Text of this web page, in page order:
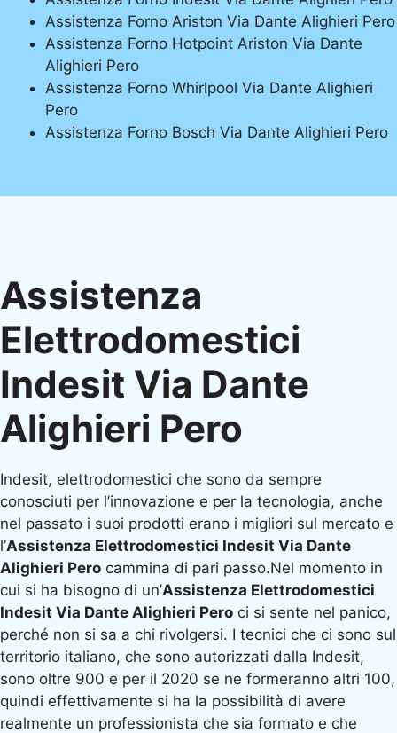
Assistenza Forno Ariston Via Dante Alighieri Pero
Assistenza Forno Hotpoint Ariston Via Dante
Alighieri Pero
Assistenza Forno Whirlpool Via Dante Alighieri
Pero
Assistenza Forno Bosch Via Dante Alighieri Pero
Assistenza
Elettrodomestici
Indesit Via Dante
Alighieri Pero
Indesit, elettrodomestici che sono da sempre
conosciuti per l’innovazione e per la tecnologia, anche
nel passato i suoi prodotti erano i migliori sul mercato e
l’Assistenza Elettrodomestici Indesit Via Dante
Alighieri Pero cammina di pari passo.Nel momento in
cui si ha bisogno di un’Assistenza Elettrodomestici
Indesit Via Dante Alighieri Pero ci si sente nel panico,
perché non si sa a chi rivolgersi. I tecnici che ci sono sul
territorio italiano, che sono autorizzati dalla Indesit,
sono oltre 900 e per il 2020 se ne formeranno altri 100,
quindi effettivamente si ha la possibilità di avere
realmente un professionista che sia formato e che